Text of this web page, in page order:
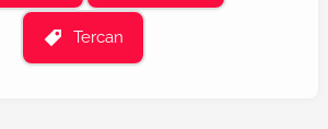
Tercan